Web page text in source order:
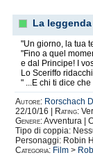
La
"Un giorno, la tua
"Fino a quel
e dal Principe! I
Lo Sceriffo
" ...E chi ti dice
Autore: Rorschach
22/10/16 |
Rating:
Genere:Avventura |
Tipo di coppia:
Personaggi: Robin
Categoria: Film >